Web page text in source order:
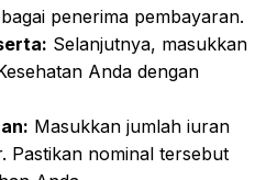
penerima pembayaran.
Selanjutnya, masukkan
Anda dengan
Masukkan jumlah iuran
Pastikan nominal tersebut